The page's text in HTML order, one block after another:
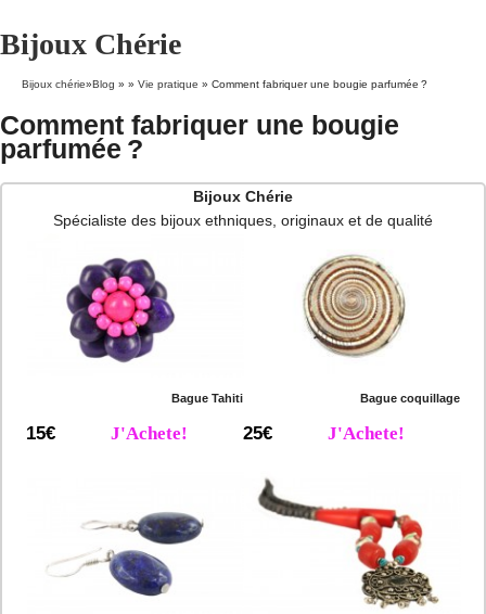
Bijoux Chérie
Bijoux chérie»Blog » » Vie pratique » Comment fabriquer une bougie parfumée ?
Comment fabriquer une bougie
parfumée ?
Bijoux Chérie
Spécialiste des bijoux ethniques, originaux et de qualité
Bague Tahiti
15€ J'Achete!
Bague coquillage
25€ J'Achete!